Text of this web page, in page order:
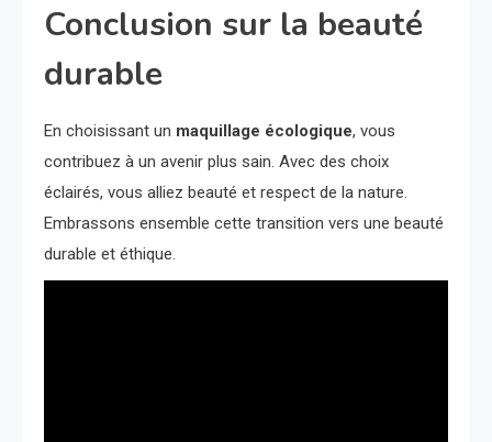
Conclusion sur la beauté
durable
En choisissant un maquillage écologique, vous
contribuez à un avenir plus sain. Avec des choix
éclairés, vous alliez beauté et respect de la nature.
Embrassons ensemble cette transition vers une beauté
durable et éthique.